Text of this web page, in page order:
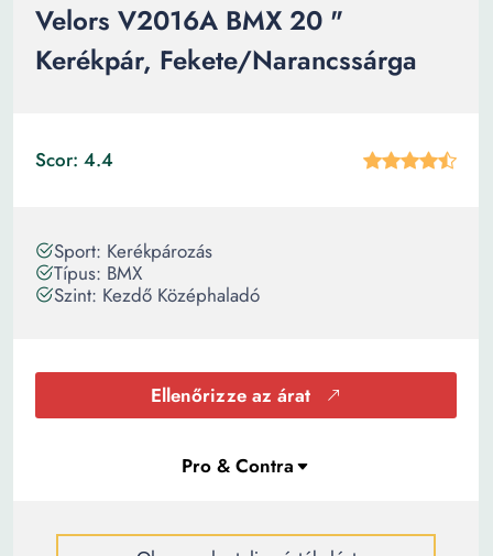
Velors V2016A BMX 20 "
Kerékpár, Fekete/Narancssárga
Scor: 4.4
Sport: Kerékpározás
Típus: BMX
Szint: Kezdő Középhaladó
Ellenőrizze az árat